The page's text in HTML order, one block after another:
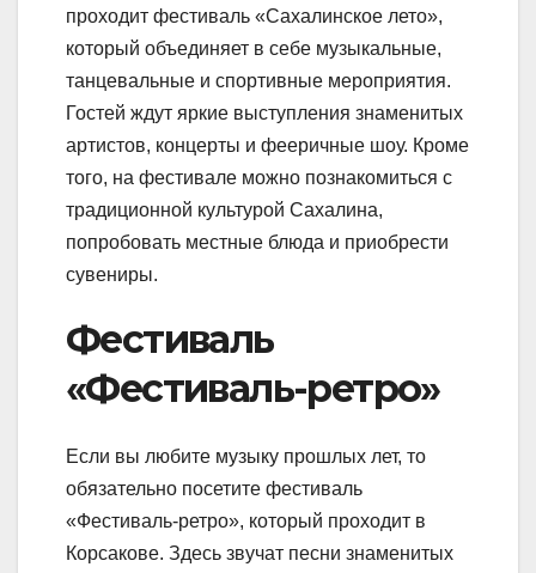
проходит фестиваль «Сахалинское лето»,
который объединяет в себе музыкальные,
танцевальные и спортивные мероприятия.
Гостей ждут яркие выступления знаменитых
артистов, концерты и фееричные шоу. Кроме
того, на фестивале можно познакомиться с
традиционной культурой Сахалина,
попробовать местные блюда и приобрести
сувениры.
Фестиваль
«Фестиваль-ретро»
Если вы любите музыку прошлых лет, то
обязательно посетите фестиваль
«Фестиваль-ретро», который проходит в
Корсакове. Здесь звучат песни знаменитых